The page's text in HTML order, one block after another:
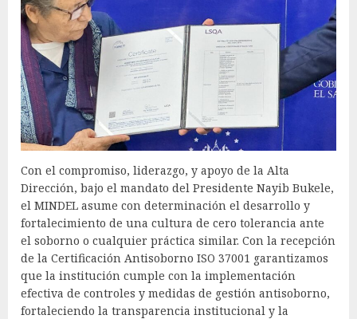
Con el compromiso, liderazgo, y apoyo de la Alta
Dirección, bajo el mandato del Presidente Nayib Bukele,
el MINDEL asume con determinación el desarrollo y
fortalecimiento de una cultura de cero tolerancia ante
el soborno o cualquier práctica similar. Con la recepción
de la Certificación Antisoborno ISO 37001 garantizamos
que la institución cumple con la implementación
efectiva de controles y medidas de gestión antisoborno,
fortaleciendo la transparencia institucional y la